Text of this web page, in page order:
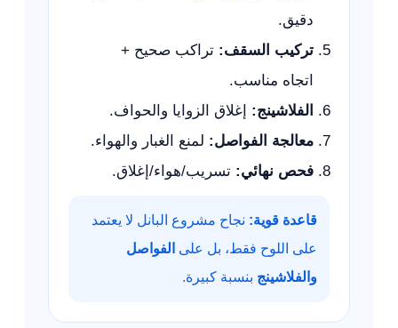
دقيق.
تركيب السقف: تراكب صحيح +
اتجاه مناسب.
الفلاشينج: إغلاق الزوايا والحواف.
معالجة الفواصل: لمنع الغبار والهواء.
فحص نهائي: تسريب/هواء/إغلاق.
قاعدة قوية: نجاح مشروع البانل لا يعتمد
على اللوح فقط، بل على الفواصل
والفلاشينج بنسبة كبيرة.